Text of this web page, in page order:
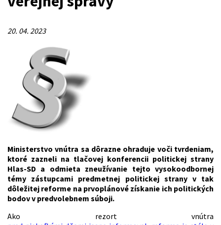
20. 04. 2023
Ministerstvo vnútra sa dôrazne ohraduje voči tvrdeniam,
ktoré zazneli na tlačovej konferencii politickej strany
Hlas-SD a odmieta zneužívanie tejto vysokoodbornej
témy zástupcami predmetnej politickej strany v tak
dôležitej reforme na prvoplánové získanie ich politických
bodov v predvolebnem súboji.
Ako rezort vnútra